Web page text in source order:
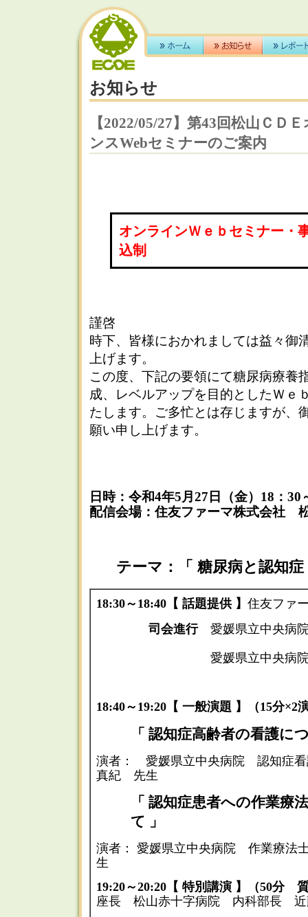
お知らせ
【2022/05/27】第43回松山ＣＤ
ンスWebセミナーのご案内
オンラインＷｅｂセミナー・
込制
謹啓
時下、皆様におかれましては益々御
上げます。
この度、下記の要領にて糖尿病療養
成、レベルアップを目的としたＷｅ
たします。ご多忙とは存じますが、
願い申し上げます。
日時：令和4年5月27日（金）18：30
配信会場：住友ファーマ株式会社
テーマ：「 糖尿病と認知
18:30～18:40【 話題提供 】 住友ファ
司会進行愛媛県立中央病
愛媛県立中央
18:40～19:20【 一般演題 】（15分
「 認知症高齢者の看護に
演者： 愛媛県立中央病院 認知症
真紀 先生
「 認知症患者への作業療
て 」
演者： 愛媛県立中央病院 作業療
生
19:20～20:20【 特別講演 】（50分
座長 松山赤十字病院 内科部長